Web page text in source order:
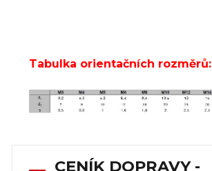
Tabulka orientačních rozměrů:
CENÍK DOPRAVY -